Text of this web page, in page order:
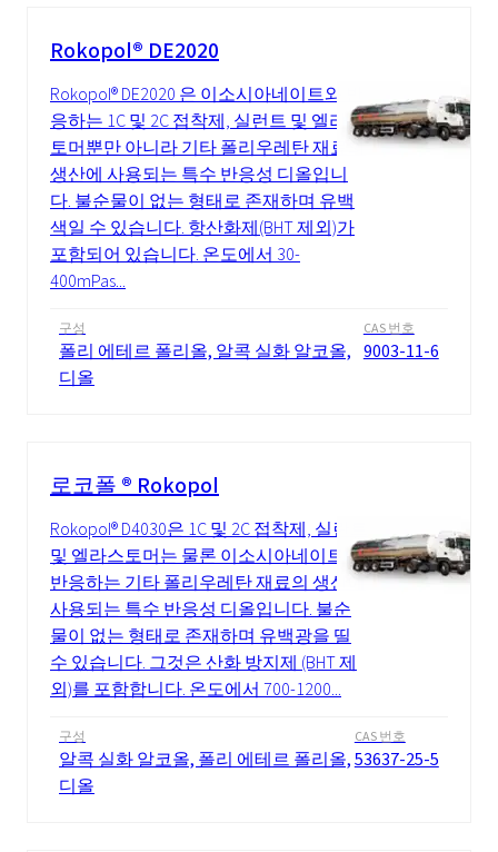
Rokopol® DE2020
Rokopol® DE2020 은 이소시아네이트와 반
응하는 1C 및 2C 접착제, 실런트 및 엘라스
토머뿐만 아니라 기타 폴리우레탄 재료의
생산에 사용되는 특수 반응성 디올입니
다. 불순물이 없는 형태로 존재하며 유백
색일 수 있습니다. 항산화제(BHT 제외)가
포함되어 있습니다. 온도에서 30-
400mPas...
구성
폴리 에테르 폴리올, 알콕 실화 알코올,
디올
CAS 번호
9003-11-6
로코폴 ® Rokopol
Rokopol® D4030은 1C 및 2C 접착제, 실란트
및 엘라스토머는 물론 이소시아네이트와
반응하는 기타 폴리우레탄 재료의 생산에
사용되는 특수 반응성 디올입니다. 불순
물이 없는 형태로 존재하며 유백광을 띨
수 있습니다. 그것은 산화 방지제 (BHT 제
외)를 포함합니다. 온도에서 700-1200...
구성
알콕 실화 알코올, 폴리 에테르 폴리올,
디올
CAS 번호
53637-25-5